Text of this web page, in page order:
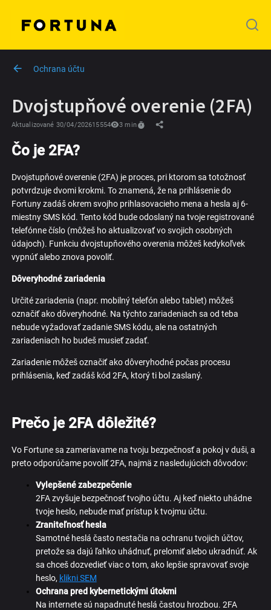
Ochrana účtu
Dvojstupňové overenie (2FA)
Aktualizované 30/04/202615554 3 min
Čo je 2FA?
Dvojstupňové overenie (2FA) je proces, pri ktorom sa totožnosť
potvrdzuje dvomi krokmi. To znamená, že na prihlásenie do
Fortuny zadáš okrem svojho prihlasovacieho mena a hesla aj 6-
miestny SMS kód. Tento kód bude odoslaný na tvoje registrované
telefónne číslo (môžeš ho aktualizovať vo svojich osobných
údajoch). Funkciu dvojstupňového overenia môžeš kedykoľvek
vypnúť alebo znova povoliť.
Dôveryhodné zariadenia
Určité zariadenia (napr. mobilný telefón alebo tablet) môžeš
označiť ako dôveryhodné. Na týchto zariadeniach sa od teba
nebude vyžadovať zadanie SMS kódu, ale na ostatných
zariadeniach ho budeš musieť zadať.
Zariadenie môžeš označiť ako dôveryhodné počas procesu
prihlásenia, keď zadáš kód 2FA, ktorý ti bol zaslaný.
Prečo je 2FA dôležité?
Vo Fortune sa zameriavame na tvoju bezpečnosť a pokoj v duši, a
preto odporúčame povoliť 2FA, najmä z nasledujúcich dôvodov:
Vylepšené zabezpečenie
2FA zvyšuje bezpečnosť tvojho účtu. Aj keď niekto uhádne
tvoje heslo, nebude mať prístup k tvojmu účtu.
Zraniteľnosť hesla
Samotné heslá často nestačia na ochranu tvojich účtov,
pretože sa dajú ľahko uhádnuť, prelomiť alebo ukradnúť. Ak
sa chceš dozvedieť viac o tom, ako lepšie spravovať svoje
heslo, klikni SEM
Ochrana pred kybernetickými útokmi
Na internete sú napadnuté heslá častou hrozbou. 2FA